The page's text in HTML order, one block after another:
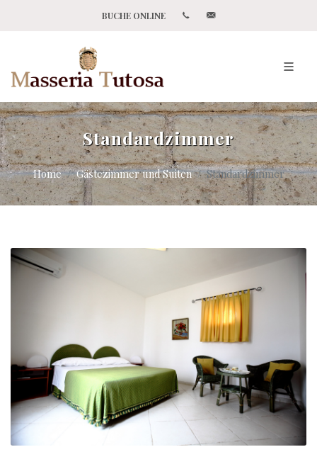
BUCHE ONLINE
Standardzimmer
Home Gästezimmer und Suiten Standardzimmer